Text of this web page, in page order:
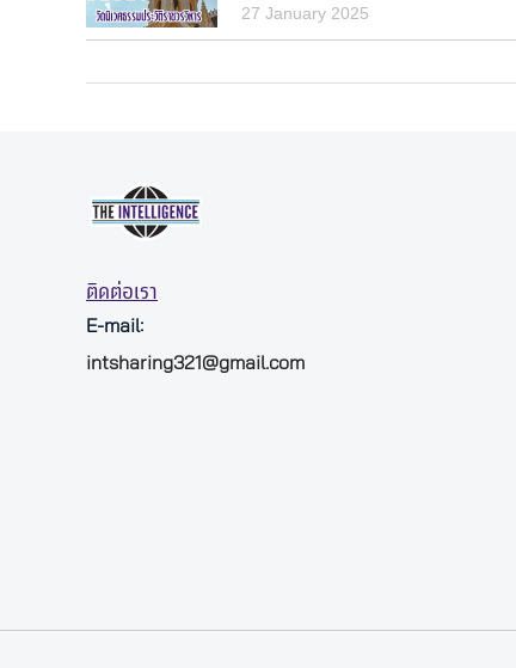
27 January 2025
ติดต่อเรา
E-mail:
intsharing321@gmail.com